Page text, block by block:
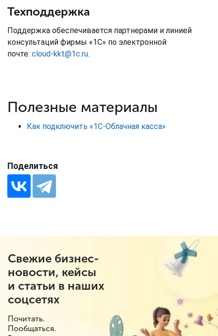
Техподдержка
Поддержка обеспечивается партнерами и линией
консультаций фирмы «1С» по электронной
почте: cloud-kkt@1c.ru.
Полезные материалы
Как подключить «1С-Облачная касса»
Поделиться
Свежие бизнес-
новости, кейсы
и статьи в наших
соцсетях
Почитать.
Пообщаться.